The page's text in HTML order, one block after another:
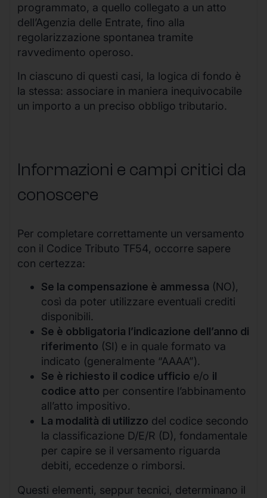
programmato, a quello collegato a un atto
dell’Agenzia delle Entrate, fino alla
regolarizzazione spontanea tramite
ravvedimento operoso.
In ciascuno di questi casi, la logica di fondo è
la stessa: associare in maniera inequivocabile
un importo a un preciso obbligo tributario.
Informazioni e campi critici da
conoscere
Per completare correttamente un versamento
con il Codice Tributo TF54, occorre sapere
con certezza:
Se la compensazione è ammessa (NO),
così da poter utilizzare eventuali crediti
disponibili.
Se è obbligatoria l’indicazione dell’anno di
riferimento (SI) e in quale formato va
indicato (generalmente “AAAA”).
Se è richiesto il codice ufficio e/o il
codice atto per consentire l’abbinamento
all’atto impositivo.
La modalità di utilizzo del codice secondo
la classificazione D/E/R (D), fondamentale
per capire se il versamento riguarda
debiti, eccedenze o rimborsi.
Questi elementi, seppur tecnici, determinano il